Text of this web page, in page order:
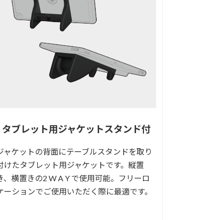
タブレット用ジャケットスタンド付
ャケットの背面にテーブルスタンドを取り
けたタブレット用ジャケットです。縦置
、横置きの2 W A Y で使用可能。フリーロ
ーションでご使用いただく際に最適です。